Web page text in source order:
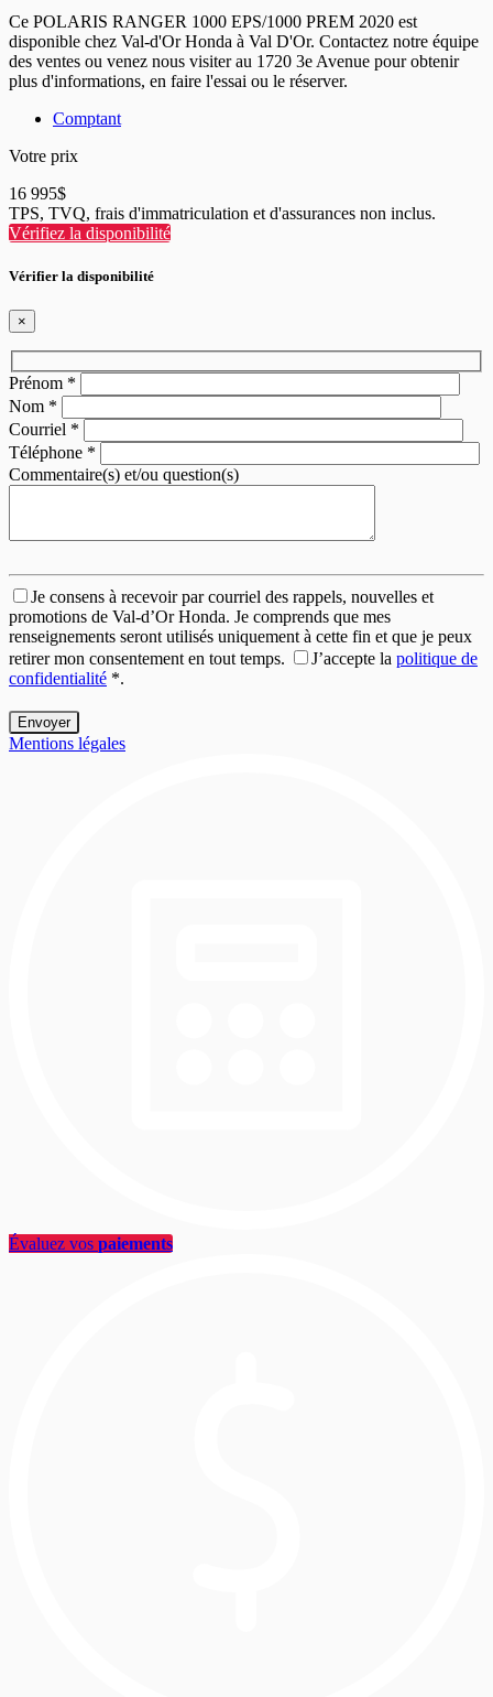
Ce POLARIS RANGER 1000 EPS/1000 PREM 2020 est
disponible chez Val-d'Or Honda à Val D'Or. Contactez notre équipe
des ventes ou venez nous visiter au 1720 3e Avenue pour obtenir
plus d'informations, en faire l'essai ou le réserver.
Comptant
Votre prix
16 995$
TPS, TVQ, frais d'immatriculation et d'assurances non inclus.
Vérifiez la disponibilité
Vérifier la disponibilité
×
Prénom *
Nom *
Courriel *
Téléphone *
Commentaire(s) et/ou question(s)
Je consens à recevoir par courriel des rappels, nouvelles et
promotions de Val-d’Or Honda. Je comprends que mes
renseignements seront utilisés uniquement à cette fin et que je peux
retirer mon consentement en tout temps.
J’accepte la politique de
confidentialité *.
Mentions légales
Évaluez vos paiements